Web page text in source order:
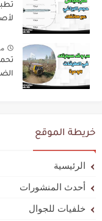
خريطة الموقع
الرئيسية
أحدث المنشورات
خلفيات للجوال